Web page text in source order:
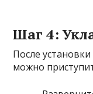
Шаг 4:
После
можно